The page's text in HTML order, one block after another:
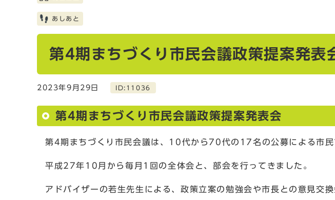
あしあと
第4期まちづくり市民会議政策提案発表
2023年9月29日 ID:11036
第4期まちづくり市民会議政策提案発表会
第4期まちづくり市民会議は、10代から70代の17名の公募による市民
平成27年10月から毎月1回の全体会と、部会を行ってきました。
アドバイザーの若生先生による、政策立案の勉強会や市長との意見交